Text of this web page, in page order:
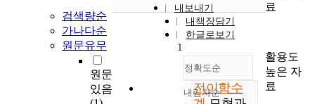
검색량순
가나다순
원문유무
원문
있음
내보내기
내책장담기
한글로보기
정확도순
정확도
내림차순
1
전이함수
료
활용도
높은 자
료